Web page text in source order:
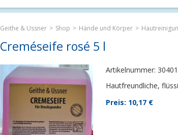
Geithe & Ussner Shop Hände und Körper
Creméseife rosé 5 l
Artikelnummer: 30401
Hautfreundliche,
Preis: 10,17 €